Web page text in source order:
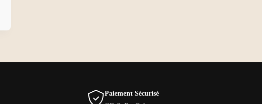
Paiement Sécurisé